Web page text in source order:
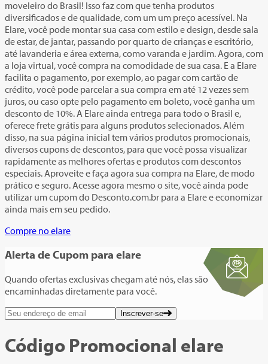
moveleiro do Brasil! Isso faz com que tenha produtos
diversificados e de qualidade, com um um preço acessível. Na
Elare, você pode montar sua casa com estilo e design, desde sala
de estar, de jantar, passando por quarto de crianças e escritório,
até lavanderia e área externa, como varanda e jardim. Agora, com
a loja virtual, você compra na comodidade de sua casa. E a Elare
facilita o pagamento, por exemplo, ao pagar com cartão de
crédito, você pode parcelar a sua compra em até 12 vezes sem
juros, ou caso opte pelo pagamento em boleto, você ganha um
desconto de 10%. A Elare ainda entrega para todo o Brasil e,
oferece frete grátis para alguns produtos selecionados. Além
disso, na sua página inicial tem vários produtos promocionais,
diversos cupons de descontos, para que você possa visualizar
rapidamente as melhores ofertas e produtos com descontos
especiais. Aproveite e faça agora sua compra na Elare, de modo
prático e seguro. Acesse agora mesmo o site, você ainda pode
utilizar um cupom do Desconto.com.br para a Elare e economizar
ainda mais em seu pedido.
Compre no elare
Alerta de Cupom para elare
Quando ofertas exclusivas chegam até nós, elas são
encaminhadas diretamente para você.
Inscrever-se
Código Promocional elare